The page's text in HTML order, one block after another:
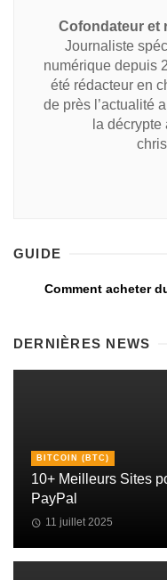
Cofondateur et
Journaliste
numérique depuis
été rédacteur en
de près l’actualité
la
GUIDE
Comment acheter
DERNIÈRES NEWS
BITCOIN (BTC)
10+ Meilleurs Sites
PayPal
11 juillet 2025